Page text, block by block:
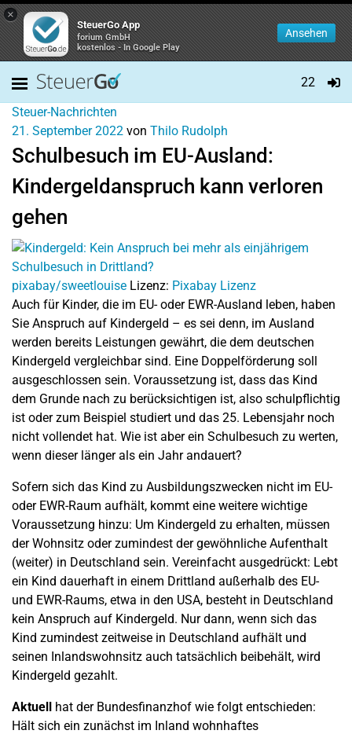
×
SteuerGo App
forium GmbH
kostenlos - In Google Play
Ansehen
22
Steuer-Nachrichten
21. September 2022 von Thilo Rudolph
Schulbesuch im EU-Ausland:
Kindergeldanspruch kann verloren
gehen
pixabay/sweetlouise Lizenz: Pixabay Lizenz
Auch für Kinder, die im EU- oder EWR-Ausland leben, haben
Sie Anspruch auf Kindergeld – es sei denn, im Ausland
werden bereits Leistungen gewährt, die dem deutschen
Kindergeld vergleichbar sind. Eine Doppelförderung soll
ausgeschlossen sein. Voraussetzung ist, dass das Kind
dem Grunde nach zu berücksichtigen ist, also schulpflichtig
ist oder zum Beispiel studiert und das 25. Lebensjahr noch
nicht vollendet hat. Wie ist aber ein Schulbesuch zu werten,
wenn dieser länger als ein Jahr andauert?
Sofern sich das Kind zu Ausbildungszwecken nicht im EU-
oder EWR-Raum aufhält, kommt eine weitere wichtige
Voraussetzung hinzu: Um Kindergeld zu erhalten, müssen
der Wohnsitz oder zumindest der gewöhnliche Aufenthalt
(weiter) in Deutschland sein. Vereinfacht ausgedrückt: Lebt
ein Kind dauerhaft in einem Drittland außerhalb des EU-
und EWR-Raums, etwa in den USA, besteht in Deutschland
kein Anspruch auf Kindergeld. Nur dann, wenn sich das
Kind zumindest zeitweise in Deutschland aufhält und
seinen Inlandswohnsitz auch tatsächlich beibehält, wird
Kindergeld gezahlt.
Aktuell hat der Bundesfinanzhof wie folgt entschieden:
Hält sich ein zunächst im Inland wohnhaftes